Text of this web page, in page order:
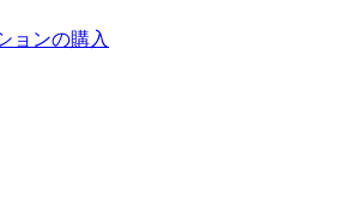
ョンの購入